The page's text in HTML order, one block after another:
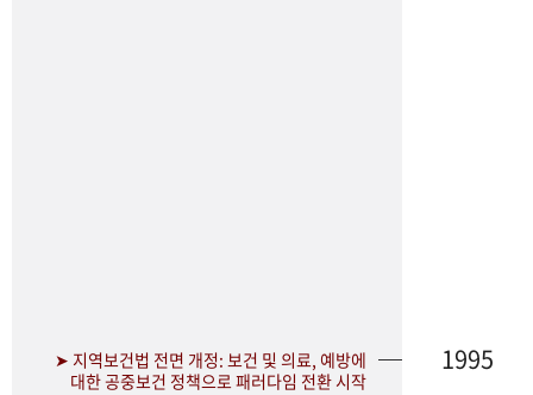
➤ 지역보건법 전면 개정: 보건 및 의료, 예방에
대한 공중보건 정책으로 패러다임 전환 시작
1995